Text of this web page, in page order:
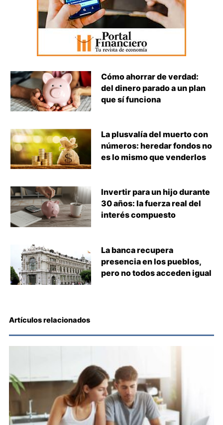
Cómo ahorrar de verdad:
del dinero parado a un plan
que sí funciona
La plusvalía del muerto con
números: heredar fondos no
es lo mismo que venderlos
Invertir para un hijo durante
30 años: la fuerza real del
interés compuesto
La banca recupera
presencia en los pueblos,
pero no todos acceden igual
Artículos relacionados